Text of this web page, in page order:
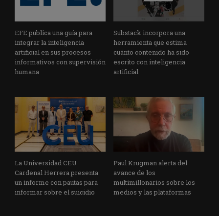
EFE publica una guía para
integrar la inteligencia
artificial en sus procesos
informativos con supervisión
humana
Substack incorpora una
herramienta que estima
cuánto contenido ha sido
escrito con inteligencia
artificial
La Universidad CEU
Cardenal Herrera presenta
un informe con pautas para
informar sobre el suicidio
Paul Krugman alerta del
avance de los
multimillonarios sobre los
medios y las plataformas